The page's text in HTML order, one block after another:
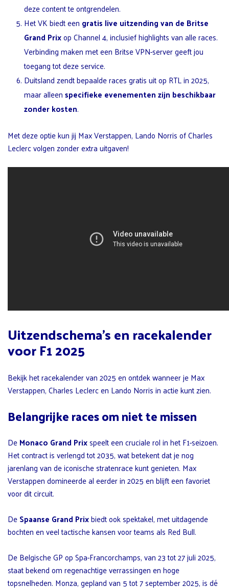
deze content te ontgrendelen.
Het VK biedt een gratis live uitzending van de Britse
Grand Prixop Channel 4, inclusief highlights van alle races.
Verbinding maken met een Britse VPN-server geeft jou
toegang tot deze service.
Duitsland zendt bepaalde races gratis uit op RTL in 2025,
maar alleenspecifieke evenementen zijn beschikbaar
zonder kosten.
Met deze optie kun jij Max Verstappen, Lando Norris of Charles
Leclerc volgen zonder extra uitgaven!
Uitzendschema’s en racekalender
voor F1 2025
Bekijk het racekalender van 2025 en ontdek wanneer je Max
Verstappen, Charles Leclerc en Lando Norris in actie kunt zien.
Belangrijke races om niet te missen
DeMonaco Grand Prixspeelt een cruciale rol in het F1-seizoen.
Het contract is verlengd tot 2035, wat betekent dat je nog
jarenlang van de iconische stratenrace kunt genieten. Max
Verstappen domineerde al eerder in 2025 en blijft een favoriet
voor dit circuit.
DeSpaanse Grand Prixbiedt ook spektakel, met uitdagende
bochten en veel tactische kansen voor teams als Red Bull.
De Belgische GP op Spa-Francorchamps, van 23 tot 27 juli 2025,
staat bekend om regenachtige verrassingen en hoge
topsnelheden. Monza, gepland van 5 tot 7 september 2025, is dé